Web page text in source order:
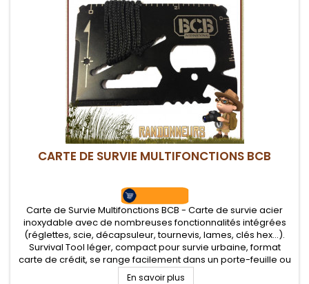
CARTE DE SURVIE MULTIFONCTIONS BCB
Carte de Survie Multifonctions BCB - Carte de survie acier
inoxydable avec de nombreuses fonctionnalités intégrées
(réglettes, scie, décapsuleur, tournevis, lames, clés hex...).
Survival Tool léger, compact pour survie urbaine, format
carte de crédit, se range facilement dans un porte-feuille ou
poche.
En savoir plus